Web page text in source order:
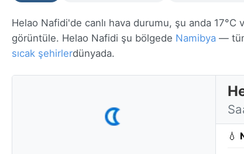
Helao Nafidi'de canlı hava durumu, şu anda
görüntüle. Helao Nafidi şu bölgede Namibya —
sıcak şehirlerdünyada.
💧